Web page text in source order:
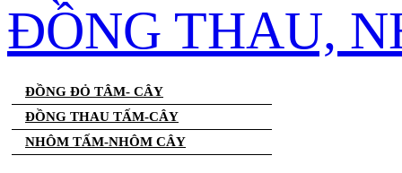
ĐỒNG THAU,
ĐỒNG ĐỎ TÂM- CÂY
ĐỒNG THAU TẤM-CÂY
NHÔM TẤM-NHÔM CÂY